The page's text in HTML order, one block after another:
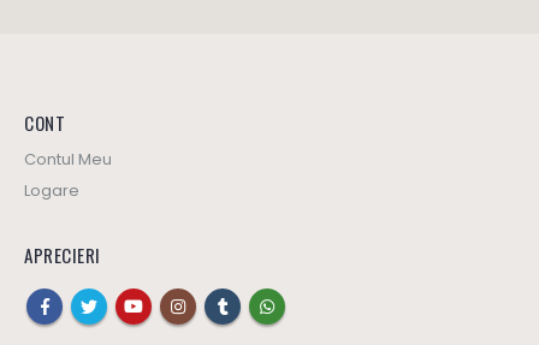
CONT
Contul Meu
Logare
APRECIERI